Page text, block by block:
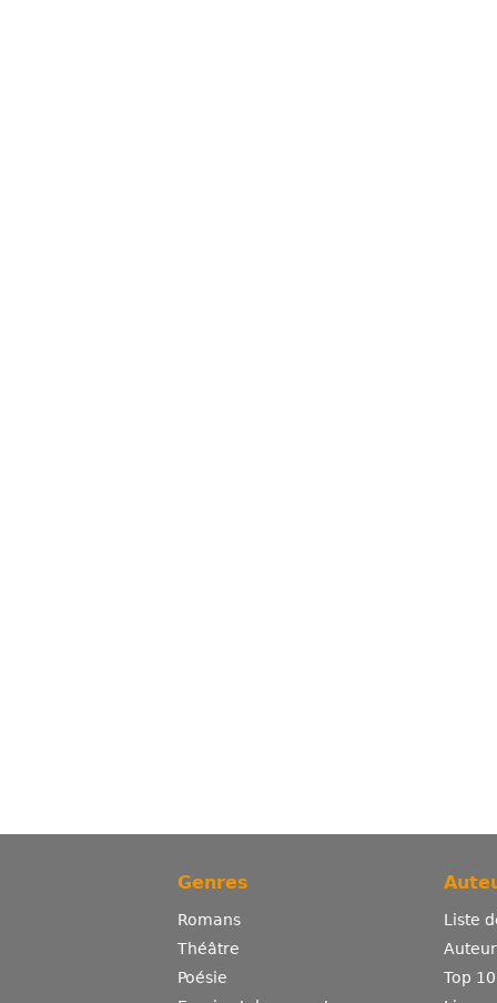
Genres
Romans
Théâtre
Poésie
Liste
Top